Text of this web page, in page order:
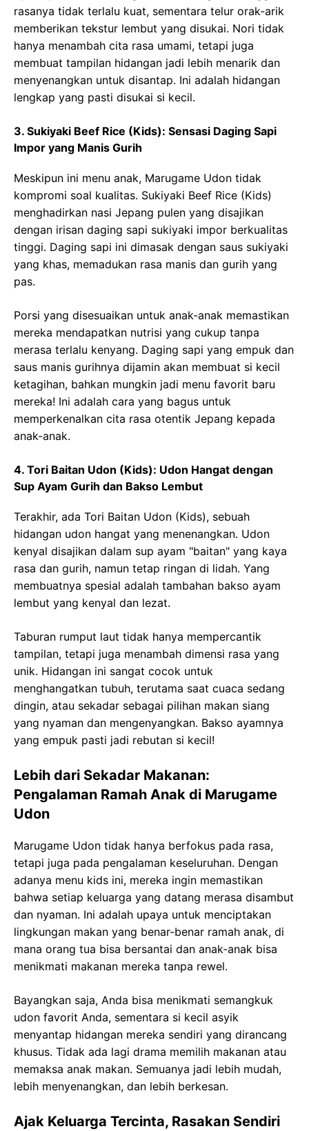
rasanya tidak terlalu kuat, sementara telur orak-arik
memberikan tekstur lembut yang disukai. Nori tidak
hanya menambah cita rasa umami, tetapi juga
membuat tampilan hidangan jadi lebih menarik dan
menyenangkan untuk disantap. Ini adalah hidangan
lengkap yang pasti disukai si kecil.
3. Sukiyaki Beef Rice (Kids): Sensasi Daging Sapi
Impor yang Manis Gurih
Meskipun ini menu anak, Marugame Udon tidak
kompromi soal kualitas. Sukiyaki Beef Rice (Kids)
menghadirkan nasi Jepang pulen yang disajikan
dengan irisan daging sapi sukiyaki impor berkualitas
tinggi. Daging sapi ini dimasak dengan saus sukiyaki
yang khas, memadukan rasa manis dan gurih yang
pas.
Porsi yang disesuaikan untuk anak-anak memastikan
mereka mendapatkan nutrisi yang cukup tanpa
merasa terlalu kenyang. Daging sapi yang empuk dan
saus manis gurihnya dijamin akan membuat si kecil
ketagihan, bahkan mungkin jadi menu favorit baru
mereka! Ini adalah cara yang bagus untuk
memperkenalkan cita rasa otentik Jepang kepada
anak-anak.
4. Tori Baitan Udon (Kids): Udon Hangat dengan
Sup Ayam Gurih dan Bakso Lembut
Terakhir, ada Tori Baitan Udon (Kids), sebuah
hidangan udon hangat yang menenangkan. Udon
kenyal disajikan dalam sup ayam "baitan" yang kaya
rasa dan gurih, namun tetap ringan di lidah. Yang
membuatnya spesial adalah tambahan bakso ayam
lembut yang kenyal dan lezat.
Taburan rumput laut tidak hanya mempercantik
tampilan, tetapi juga menambah dimensi rasa yang
unik. Hidangan ini sangat cocok untuk
menghangatkan tubuh, terutama saat cuaca sedang
dingin, atau sekadar sebagai pilihan makan siang
yang nyaman dan mengenyangkan. Bakso ayamnya
yang empuk pasti jadi rebutan si kecil!
Lebih dari Sekadar Makanan:
Pengalaman Ramah Anak di Marugame
Udon
Marugame Udon tidak hanya berfokus pada rasa,
tetapi juga pada pengalaman keseluruhan. Dengan
adanya menu kids ini, mereka ingin memastikan
bahwa setiap keluarga yang datang merasa disambut
dan nyaman. Ini adalah upaya untuk menciptakan
lingkungan makan yang benar-benar ramah anak, di
mana orang tua bisa bersantai dan anak-anak bisa
menikmati makanan mereka tanpa rewel.
Bayangkan saja, Anda bisa menikmati semangkuk
udon favorit Anda, sementara si kecil asyik
menyantap hidangan mereka sendiri yang dirancang
khusus. Tidak ada lagi drama memilih makanan atau
memaksa anak makan. Semuanya jadi lebih mudah,
lebih menyenangkan, dan lebih berkesan.
Ajak Keluarga Tercinta, Rasakan Sendiri